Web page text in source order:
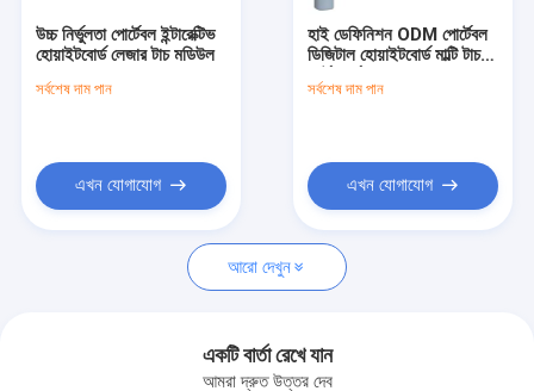
মামলা
উচ্চ নির্ভুলতা পোর্টেবল ইন্টারেক্টিভ
হোয়াইটবোর্ড লেজার টাচ মডিউল
সর্বশেষ দাম পান
এখন যোগাযোগ
হাই ডেফিনিশন ODM পোর্টেবল
ডিজিটাল হোয়াইটবোর্ড মাল্টি টাচ
সর্বশেষ দাম পান
এখন যোগাযোগ
আরো দেখুন
একটি বার্তা রেখে যান
আমরা দ্রুত উত্তর দেব